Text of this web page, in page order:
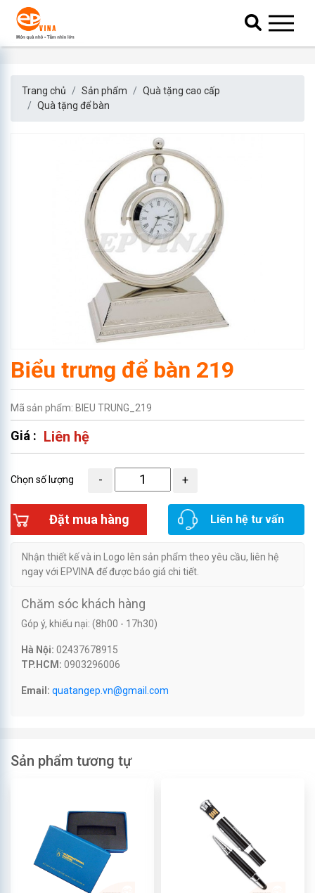
Trang chủ Sản phẩm
Quà tặng cao cấp
Quà tặng để bàn
Biểu trưng để bàn 219
Mã sản phẩm: BIEU TRUNG_219
Giá : Liên hệ
Chọn số lượng
Đặt mua hàng Liên hệ tư vấn
Nhận thiết kế và in Logo lên sản phẩm theo yêu cầu, liên hệ
ngay với EPVINA để được báo giá chi tiết.
Chăm sóc khách hàng
Góp ý, khiếu nại: (8h00 - 17h30)
Hà Nội: 02437678915
TP.HCM: 0903296006
Email: quatangep.vn@gmail.com
Sản phẩm tương tự